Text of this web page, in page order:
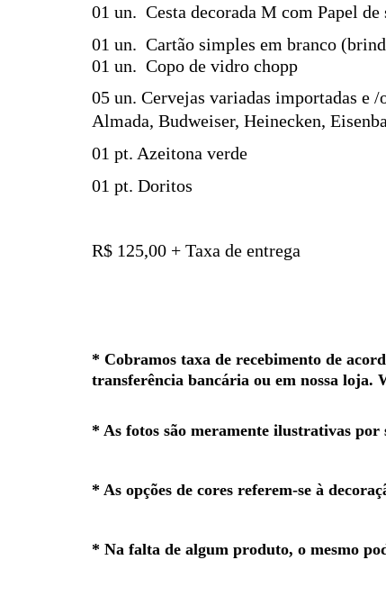
01 un. Cesta decorada M com Papel de
01 un. Cartão simples em branco
01 un. Copo de vidro chopp
05 un. Cervejas variadas importadas
Almada, Budweiser, Heinecken,
01 pt. Azeitona verde
01 pt. Doritos
R$ 125,00 + Taxa de entrega
* Cobramos taxa de recebimento de
transferência bancária ou em nossa loja.
* As fotos são meramente ilustrativas
* As opções de cores referem-se à
* Na falta de algum produto, o mesmo